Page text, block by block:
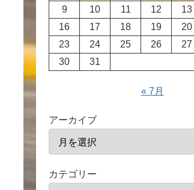
9
10 11 12 13
16
17 18 19 20
23
24 25 26 27
30
31
« 7月
アーカイブ
カテゴリー